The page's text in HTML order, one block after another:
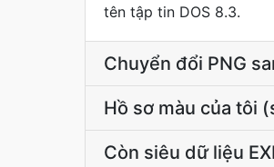
tên tập tin DOS 8.3.
Chuyển đổi PNG
Hồ sơ màu của tôi
Còn siêu dữ liệu